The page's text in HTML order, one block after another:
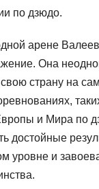
по дзюдо.
арене
Она
страну на
и Мира по
достойные
уровне и